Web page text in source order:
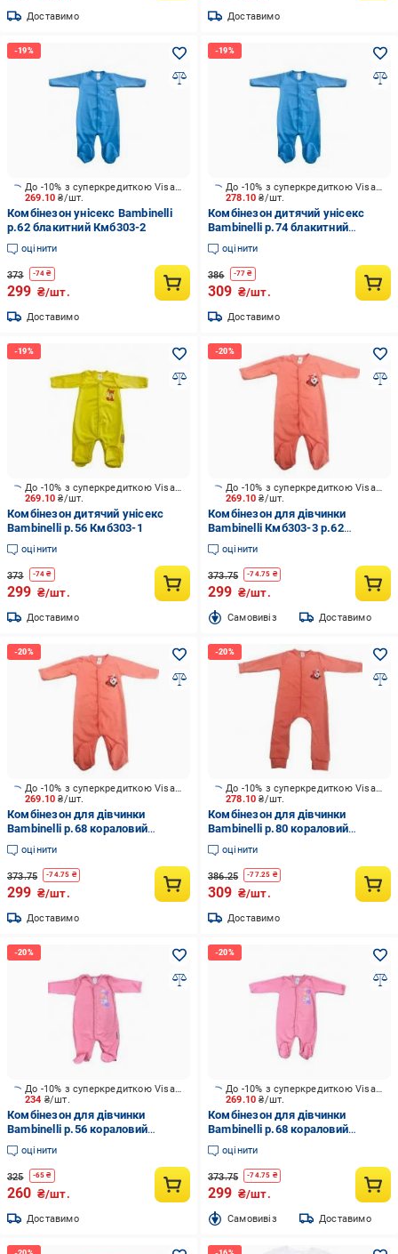
Доставимо Доставимо
269.10₴/шт.
До -10% з суперкредиткою Visa Вигода
Комбінезон унісекс Bambinelli
р.62 блакитний Кмб303-2
оцінити
373 -74 ₴
299 ₴/шт.
Доставимо
278.10₴/шт.
До -10% з суперкредиткою Visa Вигода
Комбінезон дитячий унісекс
Bambinelli р.74 блакитний
Кмб303-2
оцінити
386 -77 ₴
309 ₴/шт.
Доставимо
269.10₴/шт.
До -10% з суперкредиткою Visa Вигода
Комбінезон дитячий унісекс
Bambinelli р.56 Кмб303-1
оцінити
373 -74 ₴
299 ₴/шт.
Доставимо
269.10₴/шт.
До -10% з суперкредиткою Visa Вигода
Комбінезон для дівчинки
Bambinelli Кмб303-3 р.62
кораловий Кмб303-3
оцінити
373.75 -74.75 ₴
299 ₴/шт.
Cамовивіз Доставимо
269.10₴/шт.
До -10% з суперкредиткою Visa Вигода
Комбінезон для дівчинки
Bambinelli р.68 кораловий
Кмб303-3
оцінити
373.75 -74.75 ₴
299 ₴/шт.
Доставимо
278.10₴/шт.
До -10% з суперкредиткою Visa Вигода
Комбінезон для дівчинки
Bambinelli р.80 кораловий
Кмб303-3
оцінити
386.25 -77.25 ₴
309 ₴/шт.
Доставимо
234 ₴/шт.
До -10% з суперкредиткою Visa Вигода
Комбінезон для дівчинки
Bambinelli р.56 кораловий
Кмб300-4
оцінити
325 -65 ₴
260 ₴/шт.
Доставимо
269.10₴/шт.
До -10% з суперкредиткою Visa Вигода
Комбінезон для дівчинки
Bambinelli р.68 кораловий
Кмб300-4
оцінити
373.75 -74.75 ₴
299 ₴/шт.
Cамовивіз Доставимо